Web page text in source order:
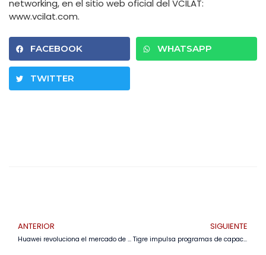
networking, en el sitio web oficial del VCILAT:
www.vcilat.com.
FACEBOOK WHATSAPP
TWITTER
ANTERIOR
Huawei revoluciona el mercado de distribución en Bolivia con su portafolio eKIT: soluciones digitales para millones de PyMEs
SIGUIENTE
Tigre impulsa programas de capacitación para tecnificar la mano de obra en Bolivia